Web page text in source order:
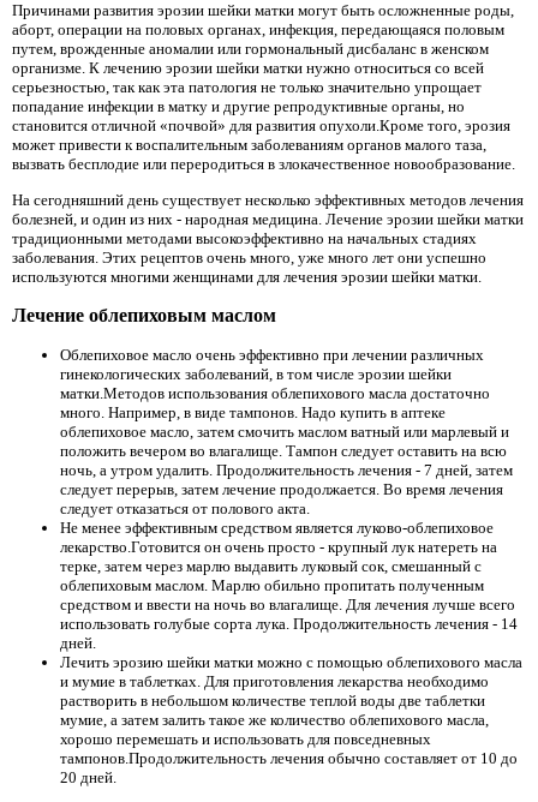
Причинами развития эрозии шейки матки могут быть осложненные роды,
аборт, операции на половых органах, инфекция, передающаяся половым
путем, врожденные аномалии или гормональный дисбаланс в женском
организме. К лечению эрозии шейки матки нужно относиться со всей
серьезностью, так как эта патология не только значительно упрощает
попадание инфекции в матку и другие репродуктивные органы, но
становится отличной «почвой» для развития опухоли.Кроме того, эрозия
может привести к воспалительным заболеваниям органов малого таза,
вызвать бесплодие или переродиться в злокачественное новообразование.
На сегодняшний день существует несколько эффективных методов лечения
болезней, и один из них - народная медицина. Лечение эрозии шейки матки
традиционными методами высокоэффективно на начальных стадиях
заболевания. Этих рецептов очень много, уже много лет они успешно
используются многими женщинами для лечения эрозии шейки матки.
Лечение облепиховым маслом
Облепиховое масло очень эффективно при лечении различных
гинекологических заболеваний, в том числе эрозии шейки
матки.Методов использования облепихового масла достаточно
много. Например, в виде тампонов. Надо купить в аптеке
облепиховое масло, затем смочить маслом ватный или марлевый и
положить вечером во влагалище. Тампон следует оставить на всю
ночь, а утром удалить. Продолжительность лечения - 7 дней, затем
следует перерыв, затем лечение продолжается. Во время лечения
следует отказаться от полового акта.
Не менее эффективным средством является луково-облепиховое
лекарство.Готовится он очень просто - крупный лук натереть на
терке, затем через марлю выдавить луковый сок, смешанный с
облепиховым маслом. Марлю обильно пропитать полученным
средством и ввести на ночь во влагалище. Для лечения лучше всего
использовать голубые сорта лука. Продолжительность лечения - 14
дней.
Лечить эрозию шейки матки можно с помощью облепихового масла
и мумие в таблетках. Для приготовления лекарства необходимо
растворить в небольшом количестве теплой воды две таблетки
мумие, а затем залить такое же количество облепихового масла,
хорошо перемешать и использовать для повседневных
тампонов.Продолжительность лечения обычно составляет от 10 до
20 дней.